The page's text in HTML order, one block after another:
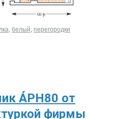
, белый, перегородки
ÁPH80 от
фирмы